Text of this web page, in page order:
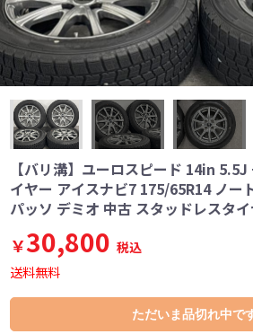
【バリ溝】ユーロスピード 14in
イヤー アイスナビ7 175/65R14 ノー
パッソ デミオ 中古 スタッドレスタ
￥30,800 税込
送料無料
ただいま品切れ中で